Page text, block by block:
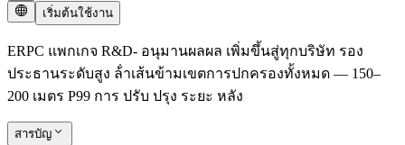
เริ่มต้นใช้งาน
ERPC แพกเกจ R&D- อนุมานผลผล เพิ่มขึ้นสู่ทุกบริษัท รอง
ประธานระดับสูง ล้ําเส้นข้ามเขตการปกครองทั้งหมด — 150–
200 เมตร P99 การ ปรับ ปรุง ระยะ หลัง
สารบัญ